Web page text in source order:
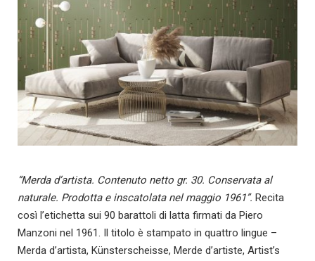
“Merda d’artista. Contenuto netto gr. 30. Conservata al
naturale. Prodotta e inscatolata nel maggio 1961”. Recita
così l’etichetta sui 90 barattoli di latta firmati da Piero
Manzoni nel 1961. Il titolo è stampato in quattro lingue –
Merda d’artista, Künsterscheisse, Merde d’artiste, Artist’s